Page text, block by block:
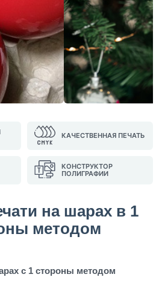
КАЧЕСТВЕННАЯ ПЕЧАТЬ
КОНСТРУКТОР
ПОЛИГРАФИИ
на шарах в 1
методом
с 1 стороны методом